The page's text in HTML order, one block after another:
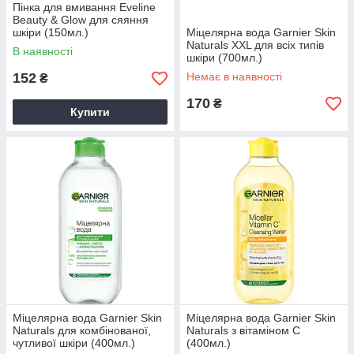
Пінка для вмивання Eveline
Beauty & Glow для сяяння
шкіри (150мл.)
В наявності
152 ₴
Купити
Міцелярна вода Garnier Skin
Naturals XXL для всіх типів
шкіри (700мл.)
Немає в наявності
170 ₴
Міцелярна вода Garnier Skin
Naturals для комбінованої,
чутливої шкіри (400мл.)
Міцелярна вода Garnier Skin
Naturals з вітаміном C
(400мл.)